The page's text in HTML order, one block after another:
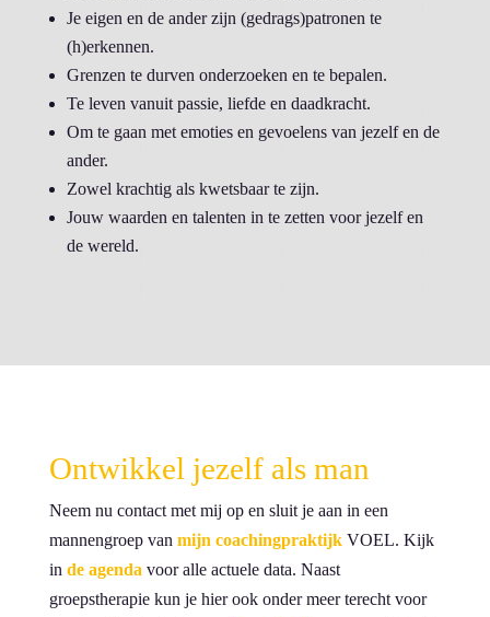
Je eigen en de ander zijn (gedrags)patronen te
(h)erkennen.
Grenzen te durven onderzoeken en te bepalen.
Te leven vanuit passie, liefde en daadkracht.
Om te gaan met emoties en gevoelens van jezelf en de
ander.
Zowel krachtig als kwetsbaar te zijn.
Jouw waarden en talenten in te zetten voor jezelf en
de wereld.
Ontwikkel jezelf als man
Neem nu contact met mij op en sluit je aan in een
mannengroep van mijn coachingpraktijkVOEL. Kijk
in de agenda voor alle actuele data. Naast
groepstherapie kun je hier ook onder meer terecht voor